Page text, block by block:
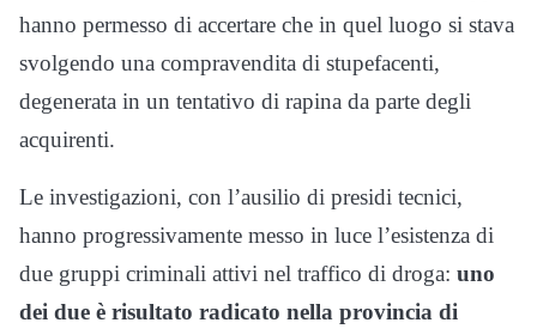
hanno permesso di accertare che in quel luogo si stava
svolgendo una compravendita di stupefacenti,
degenerata in un tentativo di rapina da parte degli
acquirenti.
Le investigazioni, con l’ausilio di presidi tecnici,
hanno progressivamente messo in luce l’esistenza di
due gruppi criminali attivi nel traffico di droga: uno
dei due è risultato radicato nella provincia di